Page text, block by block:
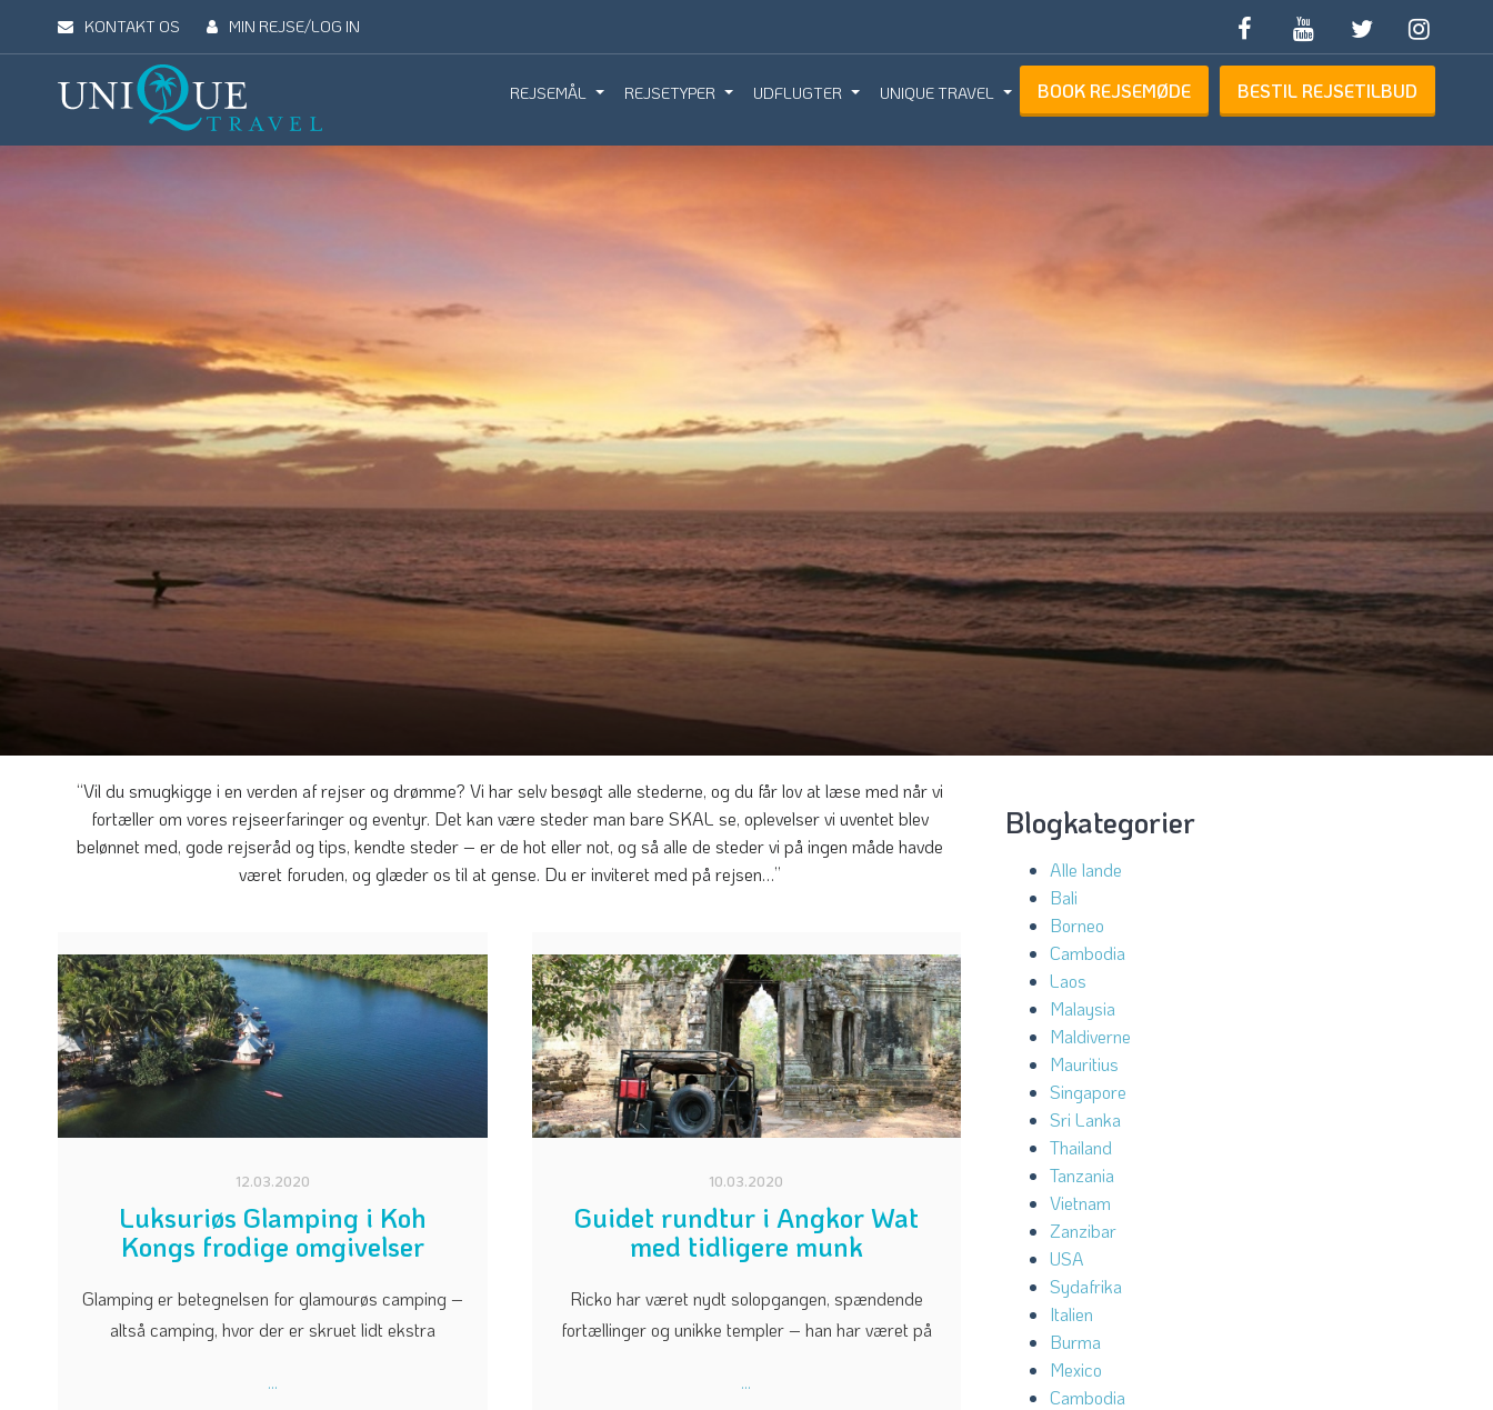
KONTAKT OS MIN REJSE/LOG IN
Travel
REJSEMÅL REJSETYPER UDFLUGTER UNIQUE TRAVEL BOOK REJSEMØDE BESTIL REJSETILBUD
UDFLUGTER UNIQUE TRAVEL
“Vil du smugkigge i en verden af rejser og drømme? Vi har selv besøgt alle stederne, og du får lov at læse med når vi
fortæller om vores rejseerfaringer og eventyr. Det kan være steder man bare SKAL se, oplevelser vi uventet blev
belønnet med, gode rejseråd og tips, kendte steder – er de hot eller not, og så alle de steder vi på ingen måde havde
været foruden, og glæder os til at gense. Du er inviteret med på rejsen…”
12.03.2020
Luksuriøs Glamping i Koh
Kongs frodige omgivelser
Glamping er betegnelsen for glamourøs camping –
altså camping, hvor der er skruet lidt ekstra
...
10.03.2020
Guidet rundtur i Angkor Wat
med tidligere munk
Ricko har været nydt solopgangen, spændende
fortællinger og unikke templer – han har været på
...
Blogkategorier
Alle lande
Bali
Borneo
Cambodia
Laos
Malaysia
Maldiverne
Mauritius
Singapore
Sri Lanka
Thailand
Tanzania
Vietnam
Zanzibar
USA
Sydafrika
Italien
Burma
Mexico
Cambodia